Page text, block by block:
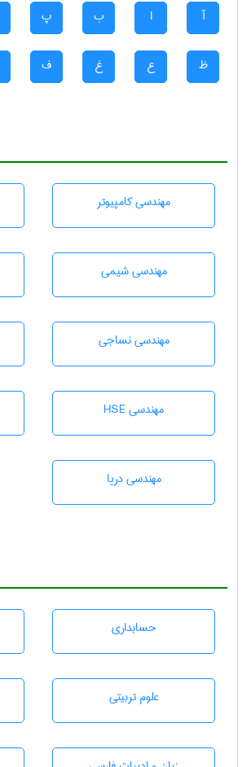
آ ا ب پ
ظ ع غ ف
مهندسی كامپيوتر
مهندسي شيمی
مهندسي نساجی
مهندسی HSE
مهندسی دریا
حسابداری
علوم تربيتی